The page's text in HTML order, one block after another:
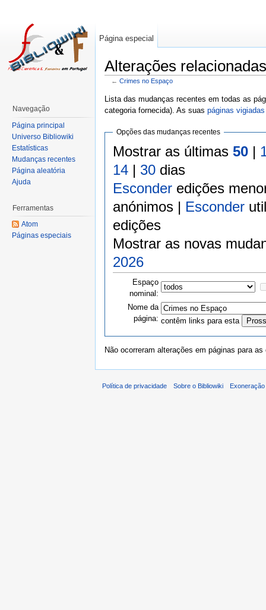
Alterações
← Crimes no Espaço
Lista das mudanças recentes em todas as
categoria fornecida). As suas páginas vigiadas
Opções das mudanças recentes
Mostrar as últimas 50|
14| 30dias
Esconderedições
anónimos | Esconder
edições
Mostrar as novas
2026
Espaço
nominal:
Nome da
página: contêm links para esta
Não ocorreram alterações em páginas para
Página especial
Navegação
Página principal
Universo Bibliowiki
Estatísticas
Mudanças recentes
Página aleatória
Ajuda
Ferramentas
Atom
Páginas especiais
Política de privacidade Sobre o Bibliowiki